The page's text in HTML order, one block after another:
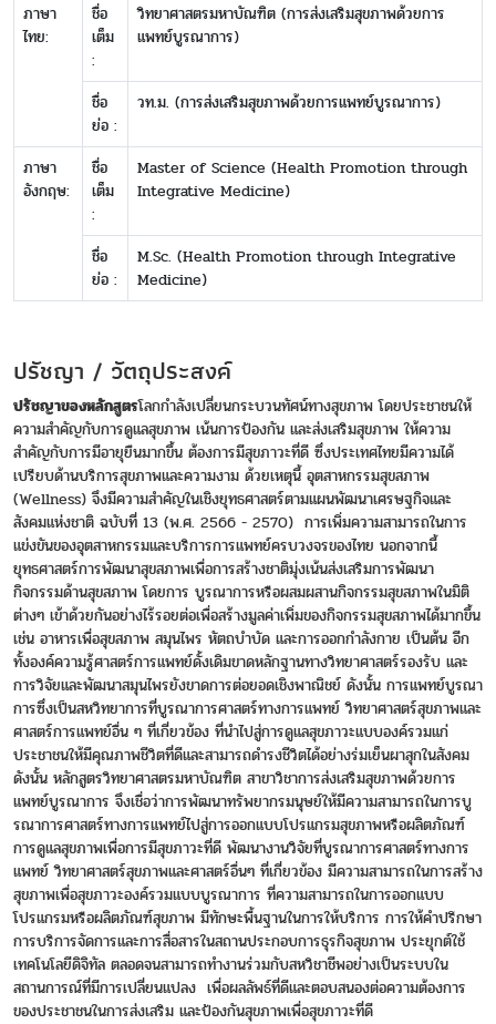
ภาษา
ไทย:
ชื่อ
เต็ม
:
วิทยาศาสตรมหาบัณฑิต (การส่งเสริมสุขภาพด้วยการ
แพทย์บูรณาการ)
ชื่อ
ย่อ :
วท.ม. (การส่งเสริมสุขภาพด้วยการแพทย์บูรณาการ)
ภาษา
อังกฤษ:
ชื่อ
เต็ม
:
Master of Science (Health Promotion through
Integrative Medicine)
ชื่อ
ย่อ :
M.Sc. (Health Promotion through Integrative
Medicine)
ปรัชญา / วัตถุประสงค์
ปรัชญาของหลักสูตรโลกกำลังเปลี่ยนกระบวนทัศน์ทางสุขภาพ โดยประชาชนให้
ความสำคัญกับการดูแลสุขภาพ เน้นการป้องกัน และส่งเสริมสุขภาพ ให้ความ
สำคัญกับการมีอายุยืนมากขึ้น ต้องการมีสุขภาวะที่ดี ซึ่งประเทศไทยมีความได้
เปรียบด้านบริการสุขภาพและความงาม ด้วยเหตุนี้ อุตสาหกรรมสุขสภาพ
(Wellness) จึงมีความสำคัญในเชิงยุทธศาสตร์ตามแผนพัฒนาเศรษฐกิจและ
สังคมแห่งชาติ ฉบับที่ 13 (พ.ศ. 2566 - 2570) การเพิ่มความสามารถในการ
แข่งขันของอุตสาหกรรมและบริการการแพทย์ครบวงจรของไทย นอกจากนี้
ยุทธศาสตร์การพัฒนาสุขสภาพเพื่อการสร้างชาติมุ่งเน้นส่งเสริมการพัฒนา
กิจกรรมด้านสุขสภาพ โดยการ บูรณาการหรือผสมผสานกิจกรรมสุขสภาพในมิติ
ต่างๆ เข้าด้วยกันอย่างไร้รอยต่อเพื่อสร้างมูลค่าเพิ่มของกิจกรรมสุขสภาพได้มากขึ้น
เช่น อาหารเพื่อสุขสภาพ สมุนไพร หัตถบำบัด และการออกกำลังกาย เป็นต้น อีก
ทั้งองค์ความรู้ศาสตร์การแพทย์ดั้งเดิมขาดหลักฐานทางวิทยาศาสตร์รองรับ และ
การวิจัยและพัฒนาสมุนไพรยังขาดการต่อยอดเชิงพาณิชย์ ดังนั้น การแพทย์บูรณา
การซึ่งเป็นสหวิทยาการที่บูรณาการศาสตร์ทางการแพทย์ วิทยาศาสตร์สุขภาพและ
ศาสตร์การแพทย์อื่น ๆ ที่เกี่ยวข้อง ที่นำไปสู่การดูแลสุขภาวะแบบองค์รวมแก่
ประชาชนให้มีคุณภาพชีวิตที่ดีและสามารถดำรงชีวิตได้อย่างร่มเย็นผาสุกในสังคม
ดังนั้น หลักสูตรวิทยาศาสตรมหาบัณฑิต สาขาวิชาการส่งเสริมสุขภาพด้วยการ
แพทย์บูรณาการ จึงเชื่อว่าการพัฒนาทรัพยากรมนุษย์ให้มีความสามารถในการบู
รณาการศาสตร์ทางการแพทย์ไปสู่การออกแบบโปรแกรมสุขภาพหรือผลิตภัณฑ์
การดูแลสุขภาพเพื่อการมีสุขภาวะที่ดี พัฒนางานวิจัยที่บูรณาการศาสตร์ทางการ
แพทย์ วิทยาศาสตร์สุขภาพและศาสตร์อื่นๆ ที่เกี่ยวข้อง มีความสามารถในการสร้าง
สุขภาพเพื่อสุขภาวะองค์รวมแบบบูรณาการ ที่ความสามารถในการออกแบบ
โปรแกรมหรือผลิตภัณฑ์สุขภาพ มีทักษะพื้นฐานในการให้บริการ การให้คำปรึกษา
การบริการจัดการและการสื่อสารในสถานประกอบการธุรกิจสุขภาพ ประยุกต์ใช้
เทคโนโลยีดิจิทัล ตลอดจนสามารถทำงานร่วมกับสหวิชาชีพอย่างเป็นระบบใน
สถานการณ์ที่มีการเปลี่ยนแปลง เพื่อผลลัพธ์ที่ดีและตอบสนองต่อความต้องการ
ของประชาชนในการส่งเสริม และป้องกันสุขภาพเพื่อสุขภาวะที่ดี